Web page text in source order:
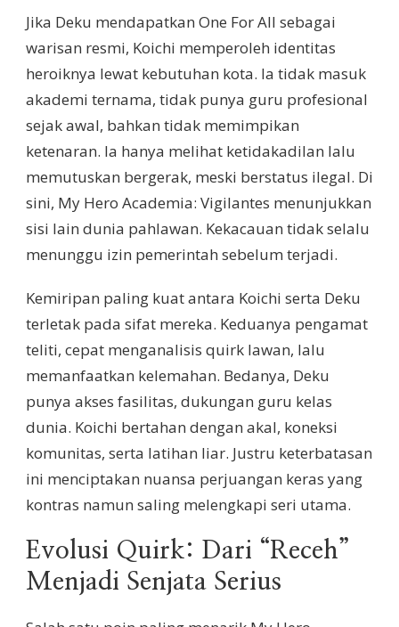
Jika Deku mendapatkan One For All sebagai
warisan resmi, Koichi memperoleh identitas
heroiknya lewat kebutuhan kota. Ia tidak masuk
akademi ternama, tidak punya guru profesional
sejak awal, bahkan tidak memimpikan
ketenaran. Ia hanya melihat ketidakadilan lalu
memutuskan bergerak, meski berstatus ilegal. Di
sini, My Hero Academia: Vigilantes menunjukkan
sisi lain dunia pahlawan. Kekacauan tidak selalu
menunggu izin pemerintah sebelum terjadi.
Kemiripan paling kuat antara Koichi serta Deku
terletak pada sifat mereka. Keduanya pengamat
teliti, cepat menganalisis quirk lawan, lalu
memanfaatkan kelemahan. Bedanya, Deku
punya akses fasilitas, dukungan guru kelas
dunia. Koichi bertahan dengan akal, koneksi
komunitas, serta latihan liar. Justru keterbatasan
ini menciptakan nuansa perjuangan keras yang
kontras namun saling melengkapi seri utama.
Evolusi Quirk: Dari “Receh”
Menjadi Senjata Serius